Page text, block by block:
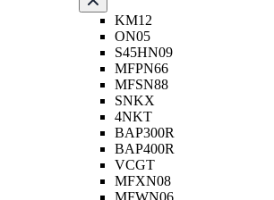
KM12
ON05
S45HN09
MFPN66
MFSN88
SNKX
4NKT
BAP300R
BAP400R
VCGT
MFXN08
MFWN06